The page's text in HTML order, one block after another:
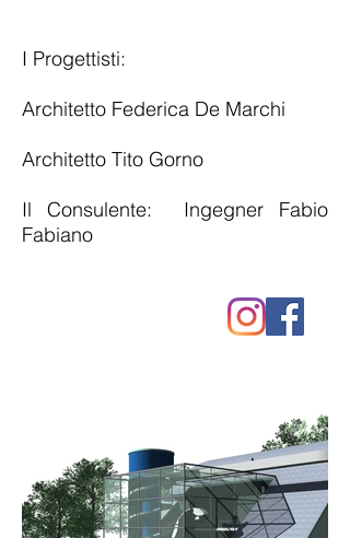
I Progettisti:
Architetto Federica De Marchi
Architetto Tito Gorno
Il Consulente: Ingegner Fabio
Fabiano